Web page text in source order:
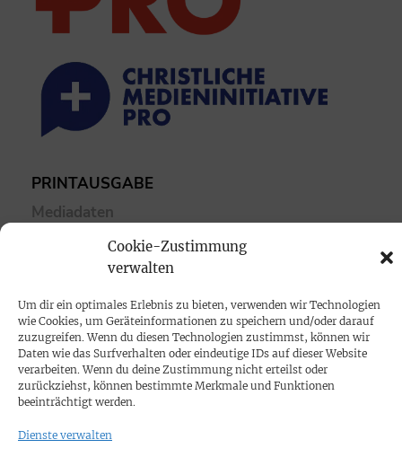
Cookie-Zustimmung
verwalten
Um dir ein optimales Erlebnis zu bieten, verwenden wir Technologien
wie Cookies, um Geräteinformationen zu speichern und/oder darauf
zuzugreifen. Wenn du diesen Technologien zustimmst, können wir
Daten wie das Surfverhalten oder eindeutige IDs auf dieser Website
verarbeiten. Wenn du deine Zustimmung nicht erteilst oder
zurückziehst, können bestimmte Merkmale und Funktionen
beeinträchtigt werden.
Dienste verwalten
PRINTAUSGABE
Mediadaten
PROKOMPAKT
SPENDEN
Datenschutz